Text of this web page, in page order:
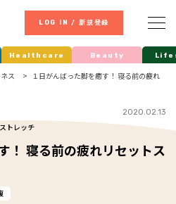
LOG IN / 新規登録
Healthcare Beauty
ス
１日がんばった脚を癒す！ 寝る前の疲れ
トレッチ
2020.02.13
！ 寝る前の疲れリセットス